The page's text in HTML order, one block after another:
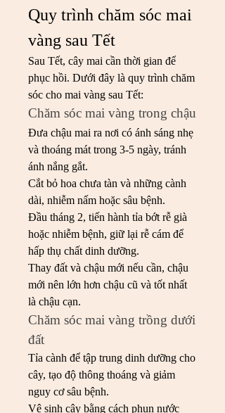
Quy trình chăm sóc mai
vàng sau Tết
Sau Tết, cây mai cần thời gian để
phục hồi. Dưới đây là quy trình chăm
sóc cho mai vàng sau Tết:
Chăm sóc mai vàng trong chậu
Đưa chậu mai ra nơi có ánh sáng nhẹ
và thoáng mát trong 3-5 ngày, tránh
ánh nắng gắt.
Cắt bỏ hoa chưa tàn và những cành
dài, nhiễm nấm hoặc sâu bệnh.
Đầu tháng 2, tiến hành tỉa bớt rễ già
hoặc nhiễm bệnh, giữ lại rễ cám để
hấp thụ chất dinh dưỡng.
Thay đất và chậu mới nếu cần, chậu
mới nên lớn hơn chậu cũ và tốt nhất
là chậu cạn.
Chăm sóc mai vàng trồng dưới
đất
Tỉa cành để tập trung dinh dưỡng cho
cây, tạo độ thông thoáng và giảm
nguy cơ sâu bệnh.
Vệ sinh cây bằng cách phun nước